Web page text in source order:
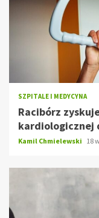
SZPITALE I MEDYCYNA
Racibórz
kardiologicznej
Kamil Chmielewski 18